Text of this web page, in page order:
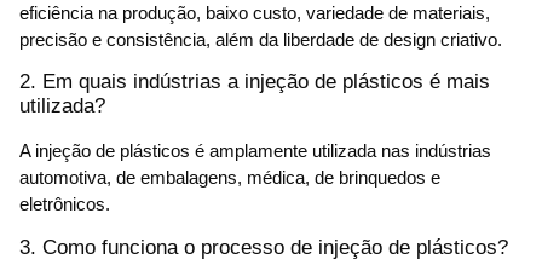
eficiência na produção, baixo custo, variedade de materiais,
precisão e consistência, além da liberdade de design criativo.
2. Em quais indústrias a injeção de plásticos é mais
utilizada?
A injeção de plásticos é amplamente utilizada nas indústrias
automotiva, de embalagens, médica, de brinquedos e
eletrônicos.
3. Como funciona o processo de injeção de plásticos?